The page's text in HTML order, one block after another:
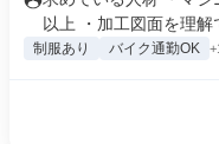
以上 ・加工図面を理解
制服あり バイク通勤OK